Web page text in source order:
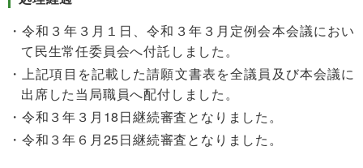
令和３年３月１日、令和３年３月定例会本会議におい
て民生常任委員会へ付託しました。
上記項目を記載した請願文書表を全議員及び本会議に
出席した当局職員へ配付しました。
令和３年３月18日継続審査となりました。
令和３年６月25日継続審査となりました。